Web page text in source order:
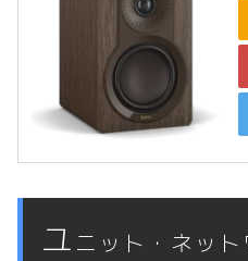
ユ ニット・ネット